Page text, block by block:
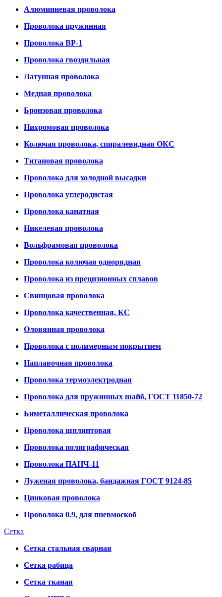
Алюминиевая проволока
Проволока пружинная
Проволока ВР-1
Проволока гвоздильная
Латунная проволока
Медная проволока
Бронзовая проволока
Нихромовая проволока
Колючая проволока, спиралевидная ОКС
Титановая проволока
Проволока для холодной высадки
Проволока углеродистая
Проволока канатная
Никелевая проволока
Вольфрамовая проволока
Проволока колючая однорядная
Проволока из прецизионных сплавов
Свинцовая проволока
Проволока качественная, КС
Оловянная проволока
Проволока с полимерным покрытием
Наплавочная проволока
Проволока термоэлектродная
Проволока для пружинных шайб, ГОСТ 11850-72
Биметаллическая проволока
Проволока шплинтовая
Проволока полиграфическая
Проволока ПАНЧ-11
Луженая проволока, бандажная ГОСТ 9124-85
Цинковая проволока
Проволока 0.9, для пневмоскоб
Сетка
Сетка стальная сварная
Сетка рабица
Сетка тканая